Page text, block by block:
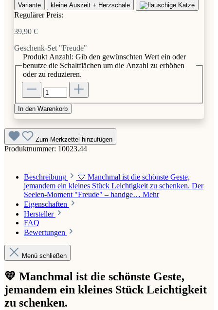
Variante kleine Auszeit + Herzschale
Regulärer Preis:
39,90 €
Geschenk-Set "Freude"
Produkt Anzahl: Gib den gewünschten Wert ein oder
benutze die Schaltflächen um die Anzahl zu erhöhen
oder zu reduzieren.
In den Warenkorb
Zum Merkzettel hinzufügen
Produktnummer: 10023.44
Beschreibung
💛 Manchmal ist die schönste Geste,
jemandem ein kleines Stück Leichtigkeit zu schenken. Der
Seelen-Moment "Freude" – handge… Mehr
Eigenschaften
Hersteller
FAQ
Bewertungen
Menü schließen
💛 Manchmal ist die schönste Geste,
jemandem ein kleines Stück Leichtigkeit
zu schenken.